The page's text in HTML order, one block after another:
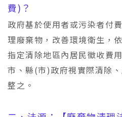
費)？
政府基於使用者或污染者付
理廢棄物，改善環境衛生，
指定清除地區內居民徵收費
市、縣(市)政府視實際清除
整之。